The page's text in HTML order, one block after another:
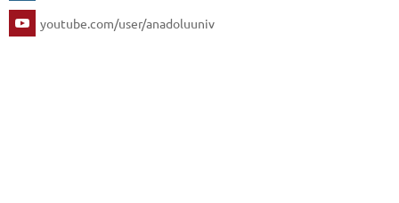
youtube.com/user/anadoluuniv